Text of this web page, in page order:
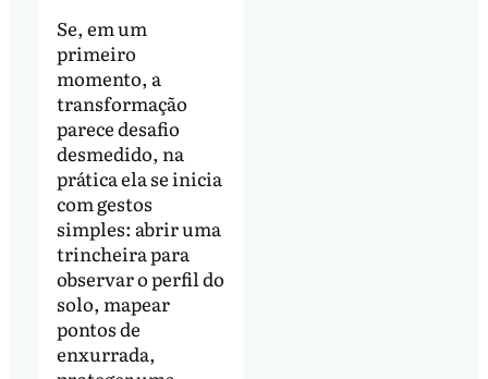
Se, em um
primeiro
momento, a
transformação
parece desafio
desmedido, na
prática ela se inicia
com gestos
simples: abrir uma
trincheira para
observar o perfil do
solo, mapear
pontos de
enxurrada,